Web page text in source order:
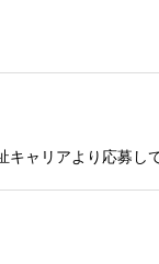
キャリアより応募し